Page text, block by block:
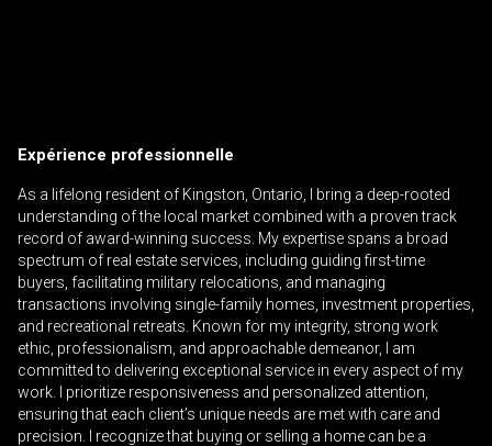
votre
courtier
directement
et
Téléphone
(Optionnel)
Courriel
Message
Expérience professionnelle
As a lifelong resident of Kingston, Ontario, I bring a deep-rooted
understanding of the local market combined with a proven track
record of award-winning success. My expertise spans a broad
spectrum of real estate services, including guiding first-time
buyers, facilitating military relocations, and managing
transactions involving single-family homes, investment properties,
and recreational retreats. Known for my integrity, strong work
ethic, professionalism, and approachable demeanor, I am
committed to delivering exceptional service in every aspect of my
work. I prioritize responsiveness and personalized attention,
ensuring that each client’s unique needs are met with care and
precision. I recognize that buying or selling a home can be a